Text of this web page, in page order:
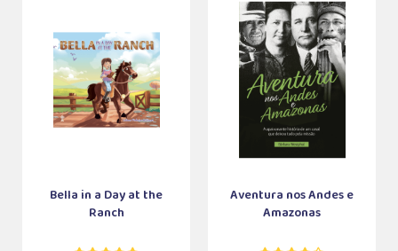
Bella in a Day at the
Ranch
Aventura nos Andes e
Amazonas